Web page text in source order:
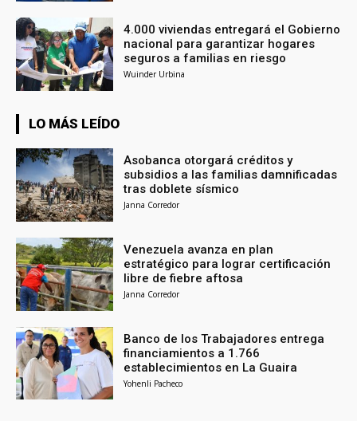
4.000 viviendas entregará el Gobierno
nacional para garantizar hogares
seguros a familias en riesgo
Wuinder Urbina
LO MÁS LEÍDO
Asobanca otorgará créditos y
subsidios a las familias damnificadas
tras doblete sísmico
Janna Corredor
Venezuela avanza en plan
estratégico para lograr certificación
libre de fiebre aftosa
Janna Corredor
Banco de los Trabajadores entrega
financiamientos a 1.766
establecimientos en La Guaira
Yohenli Pacheco